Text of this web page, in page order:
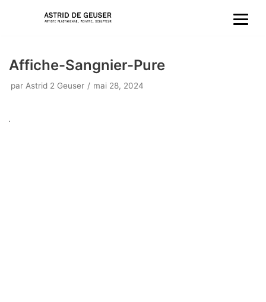
contenu
Affiche-Sangnier-Pure
par Astrid 2 Geuser mai 28, 2024